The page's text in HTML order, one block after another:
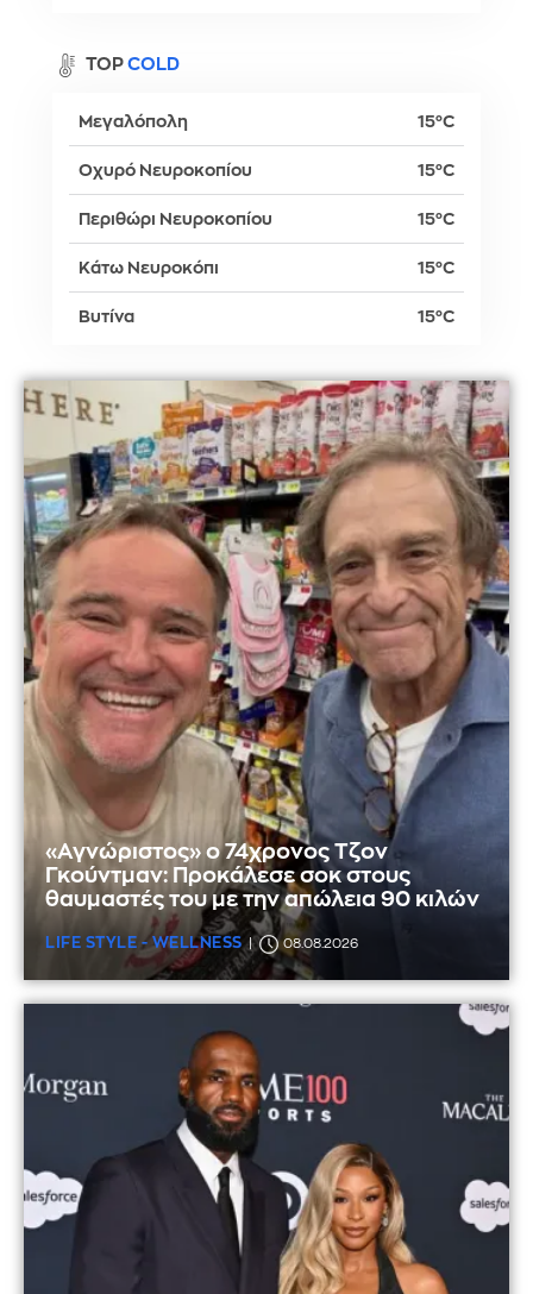
TOP COLD
Μεγαλόπολη 15°C
Οχυρό Νευροκοπίου 15°C
Περιθώρι Νευροκοπίου 15°C
Κάτω Νευροκόπι 15°C
Βυτίνα 15°C
«Αγνώριστος» ο 74χρονος Τζον
Γκούντμαν: Προκάλεσε σοκ στους
θαυμαστές του με την απώλεια 90 κιλών
LIFE STYLE - WELLNESS 08.08.2026